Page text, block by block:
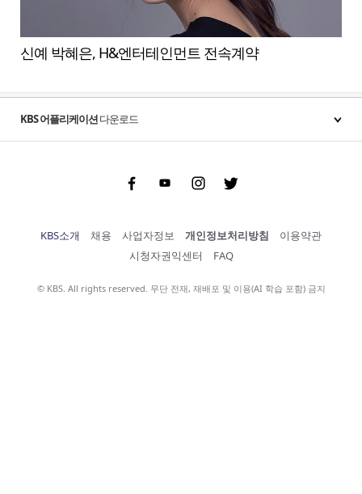
신예 박혜은, H&엔터테인먼트 전속계약
KBS 어플리케이션다운로드
FacebookYoutubeInstgram Twitter
KBS소개 채용 사업자정보 개인정보처리방침
이용약관
시청자권익센터
FAQ
© KBS. All rights reserved. 무단 전재, 재배포 및 이용(AI 학습 포함) 금지